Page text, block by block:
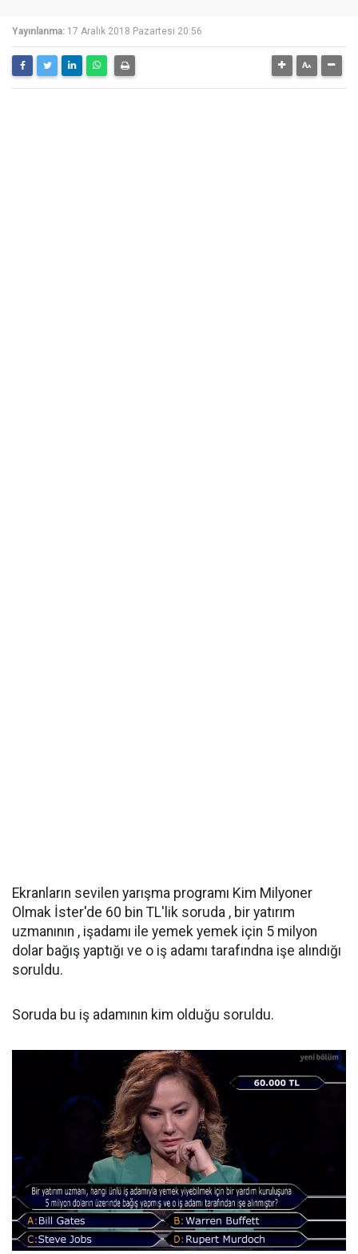
Yayınlanma: 17 Aralık 2018 Pazartesi 20:56
Ekranların sevilen yarışma programı Kim Milyoner
Olmak İster'de 60 bin TL'lik soruda , bir yatırım
uzmanının , işadamı ile yemek yemek için 5 milyon
dolar bağış yaptığı ve o iş adamı tarafındna işe alındığı
soruldu.
Soruda bu iş adamının kim olduğu soruldu.